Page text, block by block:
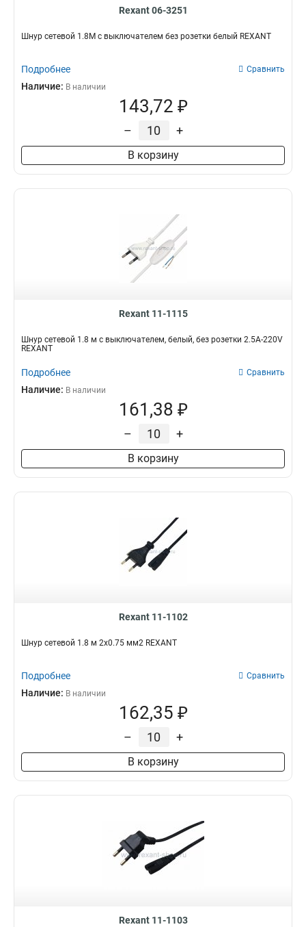
Rexant 06-3251
Шнур сетевой 1.8М с выключателем без розетки белый REXANT
Подробнее Сравнить
Наличие: В наличии
143,72 ₽
– +
В корзину
Rexant 11-1115
Шнур сетевой 1.8 м с выключателем, белый, без розетки 2.5A-220V
REXANT
Подробнее Сравнить
Наличие: В наличии
161,38 ₽
– +
В корзину
Rexant 11-1102
Шнур сетевой 1.8 м 2x0.75 мм2 REXANT
Подробнее Сравнить
Наличие: В наличии
162,35 ₽
– +
В корзину
Rexant 11-1103